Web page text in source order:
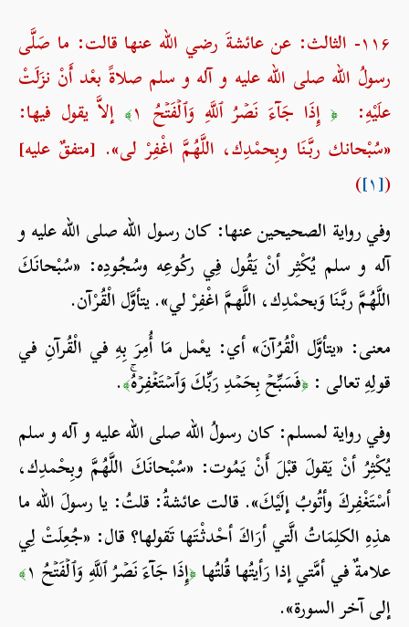
۱۱۶- الثالث: عن عائشةَ رضي الله عنها قالت: ما صَلَّى
رسولُ الله صلی الله علیه و آله و سلم صلاةً بعْد أَنْ نزَلَتْ
علَيْهِ:﴿ إِذَا جَآءَ نَصۡرُ ٱللَّهِ وَٱلۡفَتۡحُ ١ ﴾ إلاَّ يقول فيها:
«سُبْحانك ربَّنَا وبِحمْدِك، اللَّهُمَّ اغْفِرْ لى». [متفقٌ عليه]
([۱] )
وفي رواية الصحيحين عنها: كان رسول الله صلی الله علیه و
آله و سلم يُكْثِر أنْ يَقُول فِي ركُوعِه وسُجُودِه: «سُبْحانَكَ
اللَّهُمَّ ربَّنَا وَبحمْدِك، اللَّهمَّ اغْفِرْ لي». يتأوَّل الْقُرْآن.
معنى: «يتأوَّل الْقُرُآنَ» أي: يعْمل مَا أُمِرَ بِهِ في الْقُرآنِ في
قولِهِ تعالى : ﴿فَسَبِّحۡ بِحَمۡدِ رَبِّكَ وَٱسۡتَغۡفِرۡهُۚ﴾.
وفي رواية لمسلم: كان رسولُ الله صلی الله علیه و آله و سلم
يُكْثِرُ أنْ يَقولَ قبْلَ أَنْ يَمُوت: «سُبْحانَكَ اللَّهُمَّ وبِحْمدِك،
أسْتَغْفِركَ وأتُوبُ إلَيْكَ». قالت عائشةُ: قلتُ: يا رسولَ الله ما
هذِهِ الكلِمَاتُ الَّتي أرَاكَ أحْدثْتَها تَقولها؟ قال: «جُعِلَتْ لِي
علامةٌ في أمَّتي إذا رَأيتُها قُلتُها ﴿إِذَا جَآءَ نَصۡرُ ٱللَّهِ وَٱلۡفَتۡحُ ١ ﴾
إلى آخر السورة».